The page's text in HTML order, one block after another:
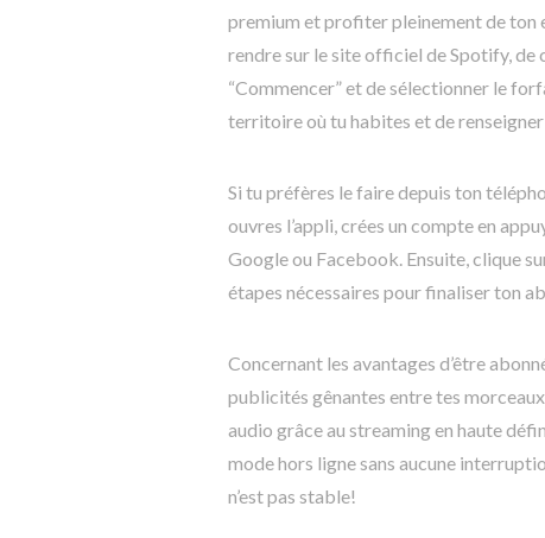
premium et profiter pleinement de ton
rendre sur le site officiel de Spotify, de
“Commencer” et de sélectionner le
territoire où tu habites et de
Si tu préfères le faire depuis ton
ouvres l’appli, crées un compte en
Google ou Facebook. Ensuite, clique
étapes nécessaires pour finaliser ton
Concernant les avantages d’être
publicités gênantes entre tes
audio grâce au streaming en haute
mode hors ligne sans aucune
n’est pas stable!